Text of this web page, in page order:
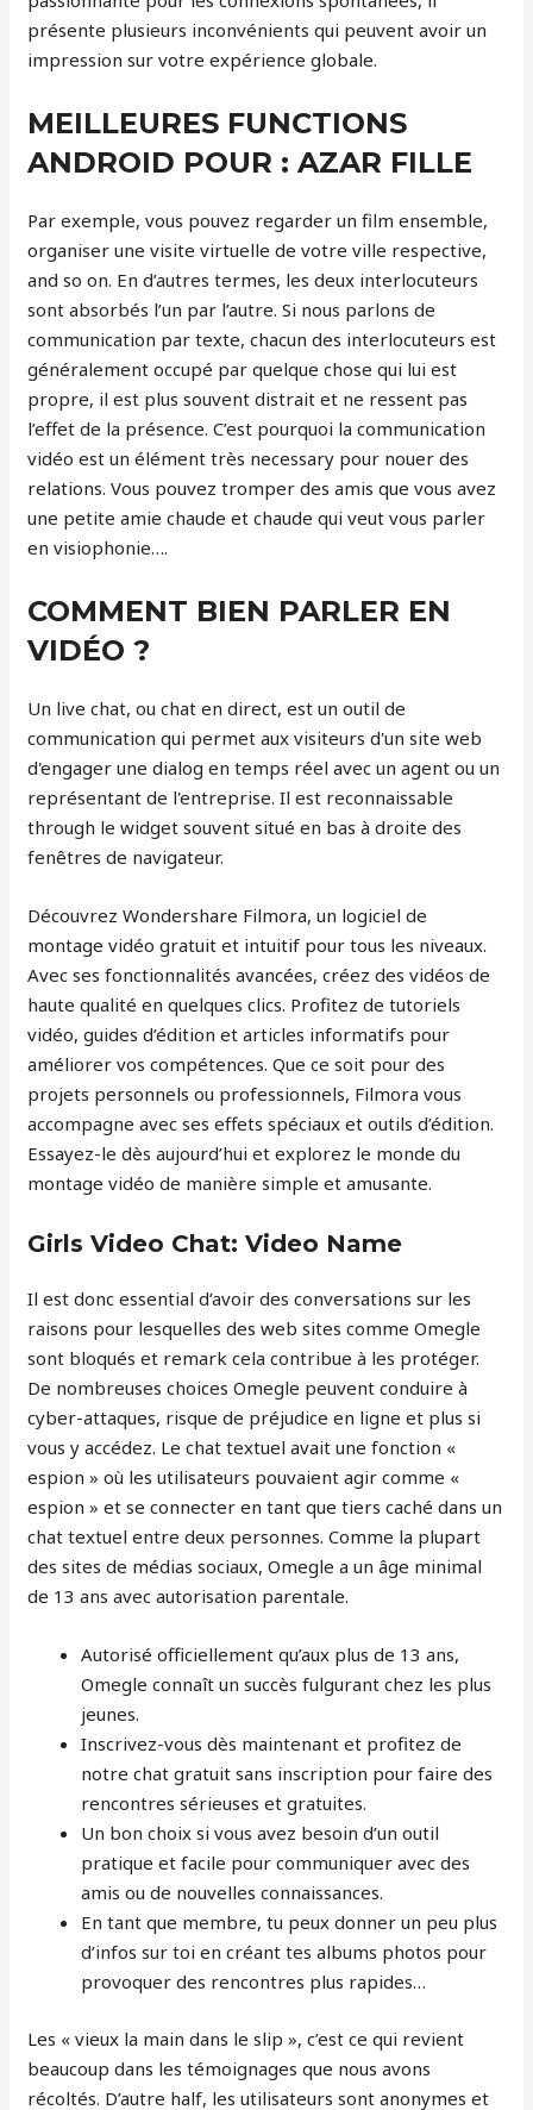
présente plusieurs inconvénients qui peuvent avoir un
impression sur votre expérience globale.
MEILLEURES FUNCTIONS
ANDROID POUR : AZAR FILLE
Par exemple, vous pouvez regarder un film ensemble,
organiser une visite virtuelle de votre ville respective,
and so on. En d’autres termes, les deux interlocuteurs
sont absorbés l’un par l’autre. Si nous parlons de
communication par texte, chacun des interlocuteurs est
généralement occupé par quelque chose qui lui est
propre, il est plus souvent distrait et ne ressent pas
l’effet de la présence. C’est pourquoi la communication
vidéo est un élément très necessary pour nouer des
relations. Vous pouvez tromper des amis que vous avez
une petite amie chaude et chaude qui veut vous parler
en visiophonie….
COMMENT BIEN PARLER EN
VIDÉO ?
Un live chat, ou chat en direct, est un outil de
communication qui permet aux visiteurs d'un site web
d'engager une dialog en temps réel avec un agent ou un
représentant de l'entreprise. Il est reconnaissable
through le widget souvent situé en bas à droite des
fenêtres de navigateur.
Découvrez Wondershare Filmora, un logiciel de
montage vidéo gratuit et intuitif pour tous les niveaux.
Avec ses fonctionnalités avancées, créez des vidéos de
haute qualité en quelques clics. Profitez de tutoriels
vidéo, guides d’édition et articles informatifs pour
améliorer vos compétences. Que ce soit pour des
projets personnels ou professionnels, Filmora vous
accompagne avec ses effets spéciaux et outils d’édition.
Essayez-le dès aujourd’hui et explorez le monde du
montage vidéo de manière simple et amusante.
Girls Video Chat: Video Name
Il est donc essential d’avoir des conversations sur les
raisons pour lesquelles des web sites comme Omegle
sont bloqués et remark cela contribue à les protéger.
De nombreuses choices Omegle peuvent conduire à
cyber-attaques, risque de préjudice en ligne et plus si
vous y accédez. Le chat textuel avait une fonction «
espion » où les utilisateurs pouvaient agir comme «
espion » et se connecter en tant que tiers caché dans un
chat textuel entre deux personnes. Comme la plupart
des sites de médias sociaux, Omegle a un âge minimal
de 13 ans avec autorisation parentale.
Autorisé officiellement qu’aux plus de 13 ans,
Omegle connaît un succès fulgurant chez les plus
jeunes.
Inscrivez-vous dès maintenant et profitez de
notre chat gratuit sans inscription pour faire des
rencontres sérieuses et gratuites.
Un bon choix si vous avez besoin d’un outil
pratique et facile pour communiquer avec des
amis ou de nouvelles connaissances.
En tant que membre, tu peux donner un peu plus
d’infos sur toi en créant tes albums photos pour
provoquer des rencontres plus rapides…
Les « vieux la main dans le slip », c’est ce qui revient
beaucoup dans les témoignages que nous avons
récoltés. D’autre half, les utilisateurs sont anonymes et